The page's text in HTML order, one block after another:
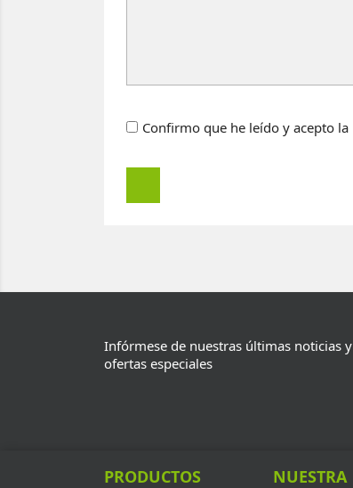
Confirmo que he leído y acepto la
Infórmese de nuestras últimas noticias y
ofertas especiales
PRODUCTOS NUESTRA